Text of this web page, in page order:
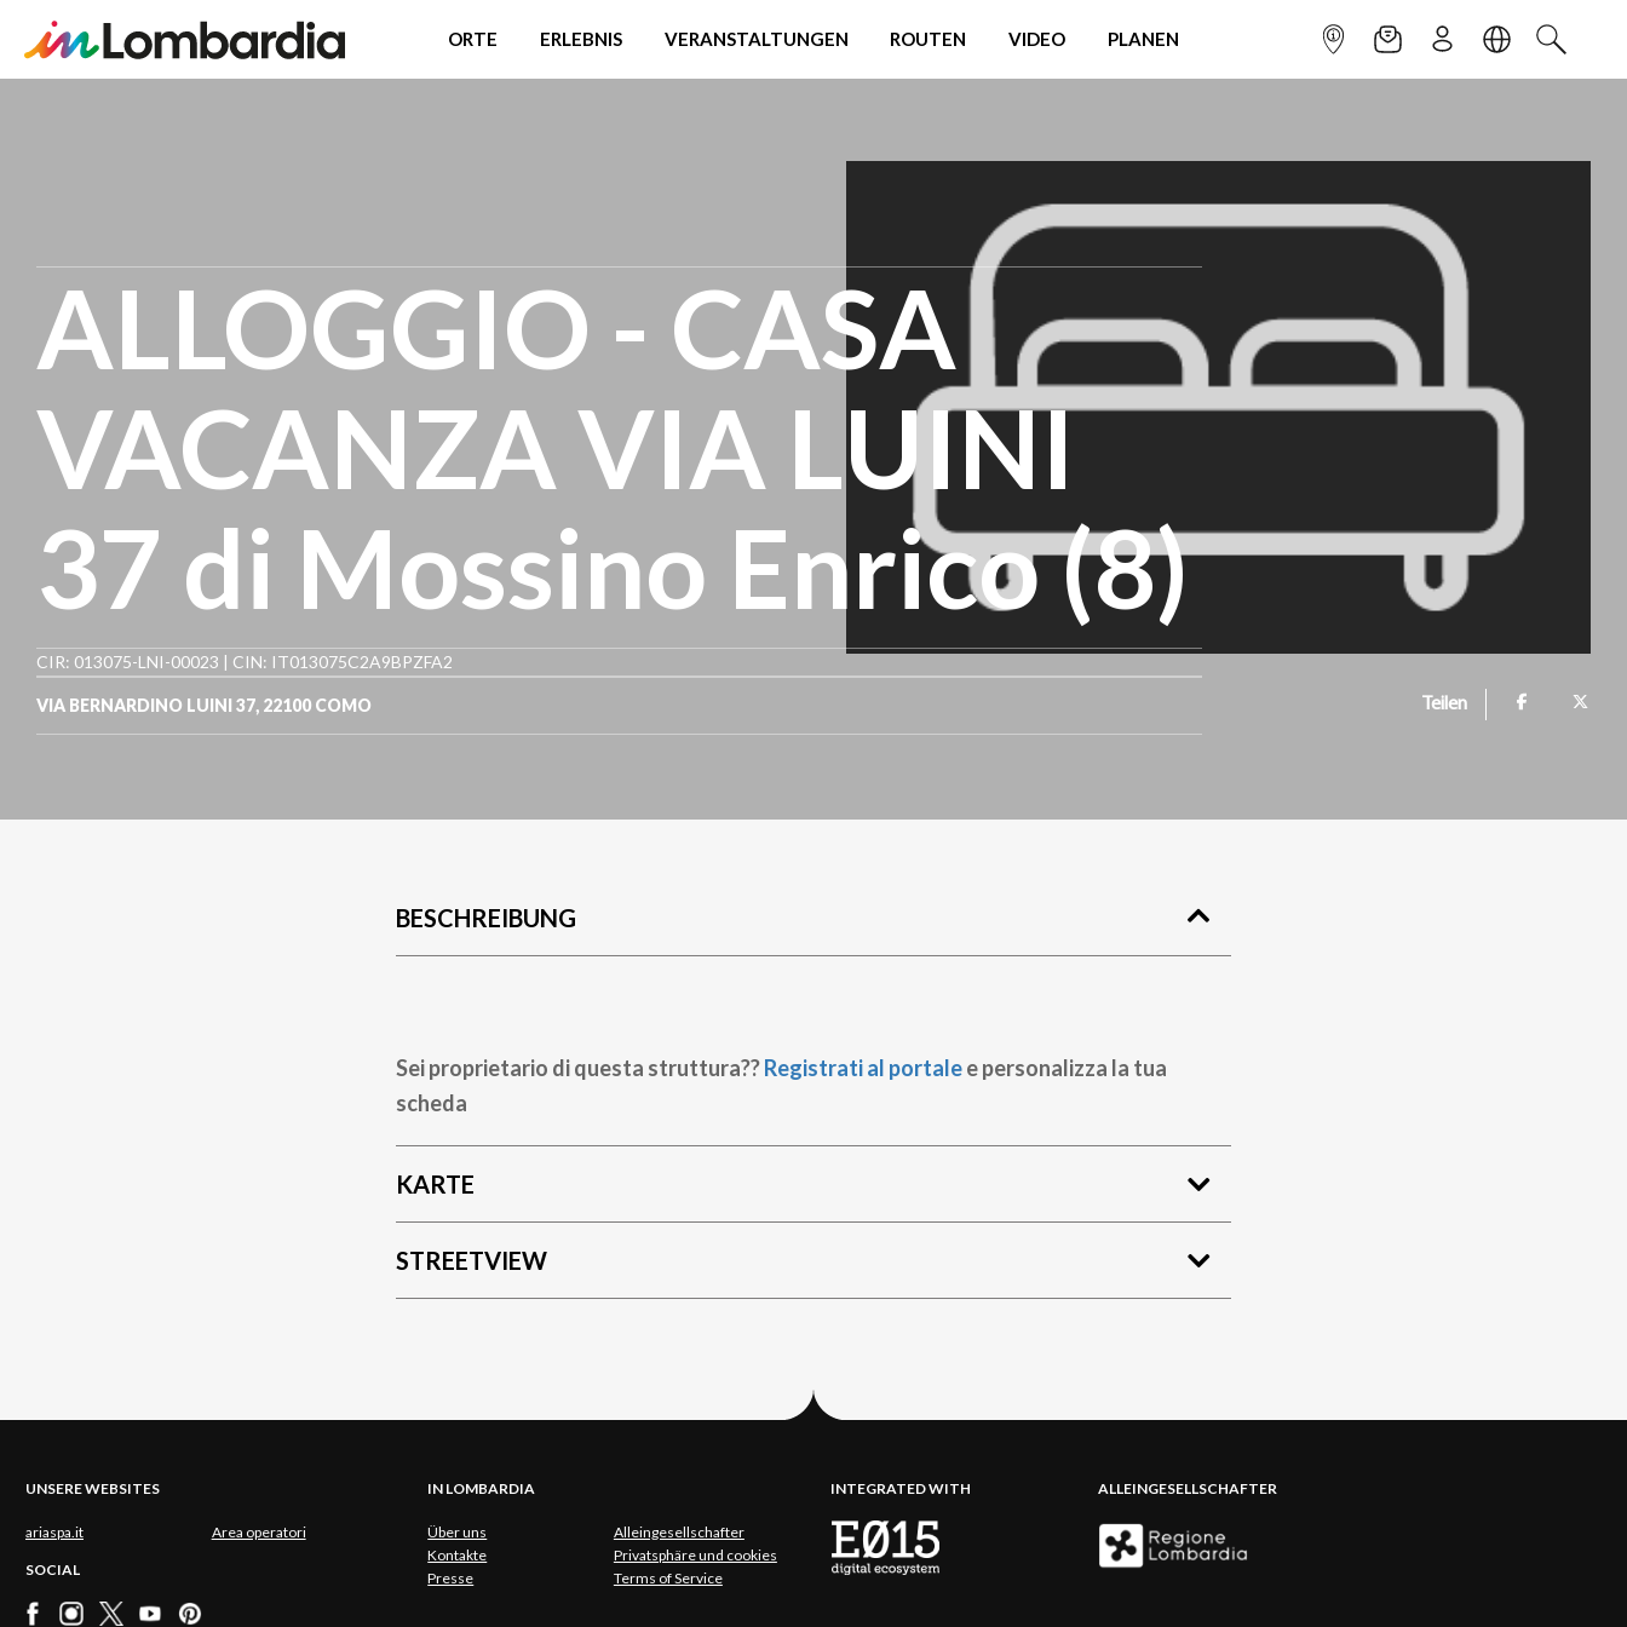
ORTE ERLEBNIS VERANSTALTUNGEN ROUTEN VIDEO PLANEN INFOPUNKTNEWSLETTER
ANMELDENSPRACHESUCHEN
ALLOGGIO - CASA
VACANZA VIA LUINI
37 di Mossino Enrico (8)
CIR: 013075-LNI-00023 | CIN: IT013075C2A9BPZFA2
VIA BERNARDINO LUINI 37, 22100 COMO Teilen
BESCHREIBUNG
Sei proprietario di questa struttura??Registrati al portalee personalizza la tua
scheda
KARTE
STREETVIEW
UNSERE WEBSITES
ariaspa.it Area operatori
SOCIAL
IN LOMBARDIA
Über uns
Alleingesellschafter
Kontakte
Privatsphäre und cookies
Presse
Terms of Service
INTEGRATED WITH ALLEINGESELLSCHAFTER